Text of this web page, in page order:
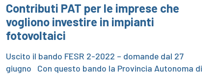
Contributi PAT per le imprese che
vogliono investire in impianti
fotovoltaici
Uscito il bando FESR 2-2022 – domande dal 27
giugno Con questo bando la Provincia Autonoma di